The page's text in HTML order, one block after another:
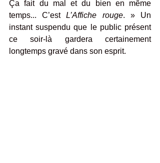
Ça fait du mal et du bien en même
temps... C’est L’Affiche rouge. » Un
instant suspendu que le public présent
ce soir-là gardera certainement
longtemps gravé dans son esprit.